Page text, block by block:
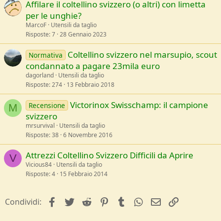
mio fisso ne pesa 170) non mi conviene piuttosto portare un
chiudibile più piccolo tipo Victorinox Sentinel (solo una lama
bloccabile, 70g!) accoppiato, quando prevedo di farne uso, al
classico coltello fisso + seghetto silky? Oppure una lama così piccola
sarebbe comunque inutile e allora è meglio il solo fisso sempre?
Voi (come) usate il vostro svizzero? L'avete mai usato senza altri
utensili per attività di bivacco/tecniche di emergenza, ecc? In che
modi?
ciao,
jack.
Affilare il coltellino svizzero (o altri) con limetta
per le unghie?
MarcoF Utensili da taglio
Risposte 7 28 Gennaio 2023
Normativa
Coltellino svizzero nel marsupio, scout
condannato a pagare 23mila euro
dagorland Utensili da taglio
Risposte 274 13 Febbraio 2018
M Recensione Victorinox Swisschamp: il campione
svizzero
mrsurvival
Utensili da taglio
Risposte 38 6 Novembre 2016
V Attrezzi Coltellino Svizzero Difficili da Aprire
Vicious84 Utensili da taglio
Risposte 4 15 Febbraio 2014
Condividi: facebookTwitterReddit PinterestTumblrWhatsApp
e-mail